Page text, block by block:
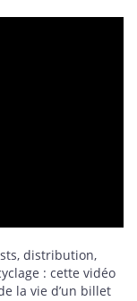
distribution,
: cette vidéo
la vie d’un billet